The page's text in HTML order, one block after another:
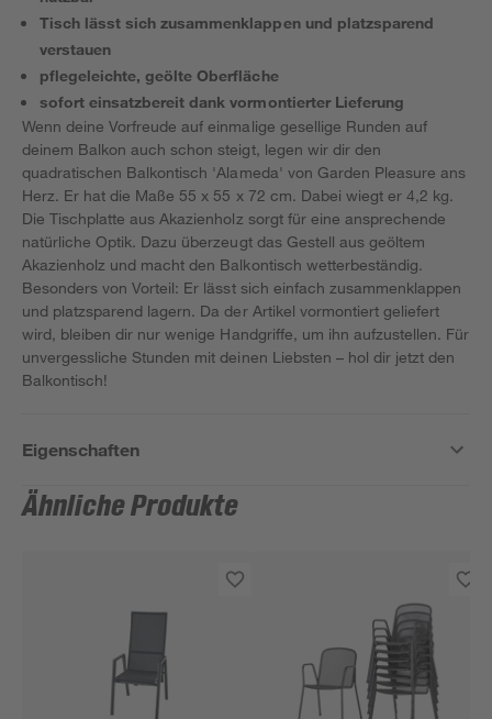
Tisch lässt sich zusammenklappen und platzsparend
verstauen
pflegeleichte, geölte Oberfläche
sofort einsatzbereit dank vormontierter Lieferung
Wenn deine Vorfreude auf einmalige gesellige Runden auf
deinem Balkon auch schon steigt, legen wir dir den
quadratischen Balkontisch 'Alameda' von Garden Pleasure ans
Herz. Er hat die Maße 55 x 55 x 72 cm. Dabei wiegt er 4,2 kg.
Die Tischplatte aus Akazienholz sorgt für eine ansprechende
natürliche Optik. Dazu überzeugt das Gestell aus geöltem
Akazienholz und macht den Balkontisch wetterbeständig.
Besonders von Vorteil: Er lässt sich einfach zusammenklappen
und platzsparend lagern. Da der Artikel vormontiert geliefert
wird, bleiben dir nur wenige Handgriffe, um ihn aufzustellen. Für
unvergessliche Stunden mit deinen Liebsten – hol dir jetzt den
Balkontisch!
Eigenschaften
Ähnliche Produkte